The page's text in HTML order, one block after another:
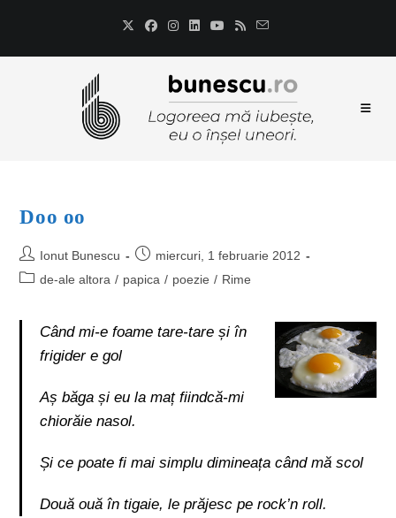
Doo oo
Ionut Bunescu
miercuri, 1 februarie 2012
de-ale altora / papica / poezie / Rime
Când mi-e foame tare-tare și în
frigider e gol
Aș băga și eu la maț fiindcă-mi
chiorăie nasol.
Și ce poate fi mai simplu dimineața când mă scol
Două ouă în tigaie, le prăjesc pe rock’n roll.